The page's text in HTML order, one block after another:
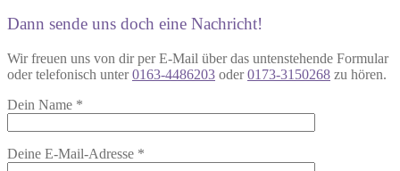
Dann sende uns doch eine Nachricht!
Wir freuen uns von dir per E-Mail über das untenstehende Formular
oder telefonisch unter0163-4486203 oder0173-3150268 zu hören.
Dein Name *
Deine E-Mail-Adresse *